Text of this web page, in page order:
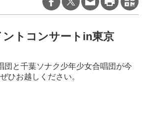
ントコンサートin東京
と千葉ソナク少年少女合唱団が今
ひお越しください。